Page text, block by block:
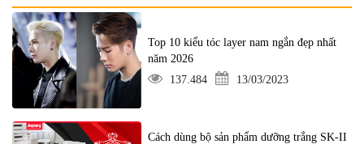
Top 10 kiểu tóc layer nam ngắn đẹp nhất
năm 2026
137.484
13/03/2023
Cách dùng bộ sản phẩm dưỡng trắng SK-II